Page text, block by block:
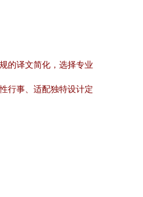
的译文简化，选择专业
行事、适配独特设计定